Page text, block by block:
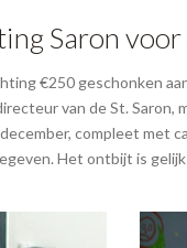
Saron
€250 geschonken
van de St.
compleet
Het ontbijt is